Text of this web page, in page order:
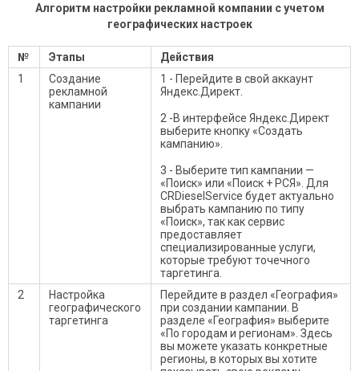
Алгоритм настройки рекламной компании с учетом
географических настроек
№ Этапы
Действия
1
Создание
рекламной
кампании
1 - Перейдите в свой аккаунт
Яндекс.Директ.
2 -В интерфейсе Яндекс.Директ
выберите кнопку «Создать
кампанию».
3 - Выберите тип кампании —
«Поиск» или «Поиск + РСЯ». Для
CRDieselService будет актуально
выбрать кампанию по типу
«Поиск», так как сервис
предоставляет
специализированные услуги,
которые требуют точечного
таргетинга.
2
Настройка
географического
таргетинга
Перейдите в раздел «География»
при создании кампании. В
разделе «География» выберите
«По городам и регионам». Здесь
вы можете указать конкретные
регионы, в которых вы хотите